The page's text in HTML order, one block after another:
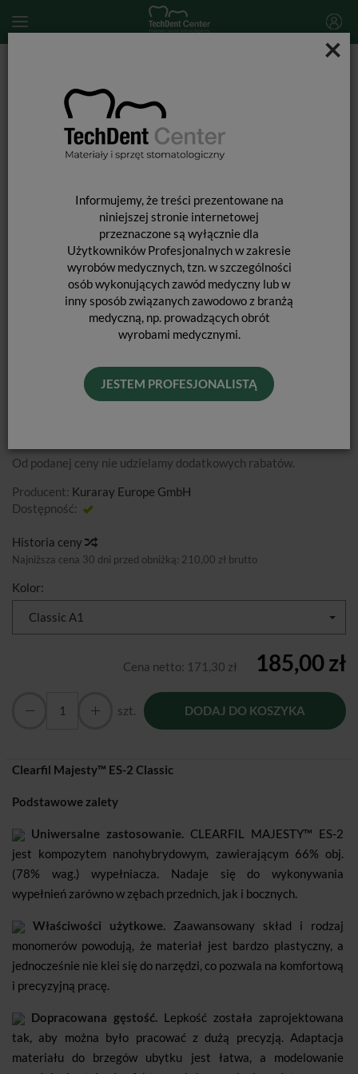
×
Informujemy, że treści prezentowane na
niniejszej stronie internetowej
przeznaczone są wyłącznie dla
Użytkowników Profesjonalnych w zakresie
wyrobów medycznych, tzn. w szczególności
osób wykonujących zawód medyczny lub w
inny sposób związanych zawodowo z branżą
medyczną, np. prowadzących obrót
wyrobami medycznymi.
JESTEM PROFESJONALISTĄ
MATERIAŁY WYPEŁNIENIOWE ŚWIATŁOUTWARDZALNE
Clearfil Majesty ES-2 / strzykawka 3,6g
CLEARFIL MAJESTY ES-2 /
STRZYKAWKA 3,6G
Od podanej ceny nie udzielamy dodatkowych rabatów.
Producent: Kuraray Europe GmbH
Dostępność:
Historia ceny
Najniższa cena 30 dni przed obniżką: 210,00 zł brutto
Kolor:
Classic A1
Cena netto: 171,30 zł 185,00 zł
szt. DODAJ DO KOSZYKA
Clearfil Majesty™ ES-2 Classic
Podstawowe zalety
Uniwersalne zastosowanie. CLEARFIL MAJESTY™ ES-2
jest kompozytem nanohybrydowym, zawierającym 66% obj.
(78% wag.) wypełniacza. Nadaje się do wykonywania
wypełnień zarówno w zębach przednich, jak i bocznych.
Właściwości użytkowe. Zaawansowany skład i rodzaj
monomerów powodują, że materiał jest bardzo plastyczny, a
jednocześnie nie klei się do narzędzi, co pozwala na komfortową
i precyzyjną pracę.
Dopracowana gęstość. Lepkość została zaprojektowana
tak, aby można było pracować z dużą precyzją. Adaptacja
materiału do brzegów ubytku jest łatwa, a modelowanie